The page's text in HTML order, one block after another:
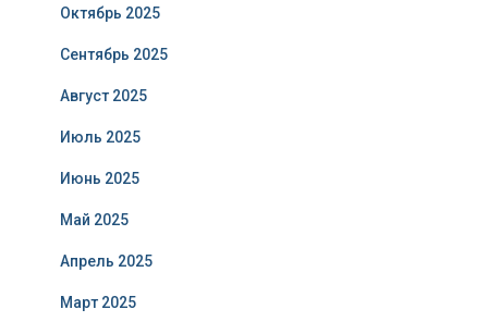
Октябрь 2025
Сентябрь 2025
Август 2025
Июль 2025
Июнь 2025
Май 2025
Апрель 2025
Март 2025